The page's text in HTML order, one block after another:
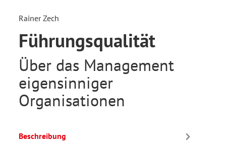
Rainer Zech
Führungsqualität
Über das Management
eigensinniger
Organisationen
Beschreibung